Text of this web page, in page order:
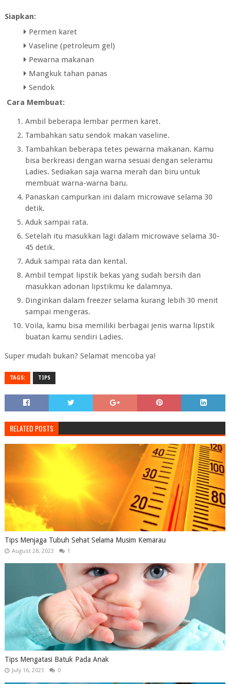
Siapkan:
Permen karet
Vaseline (petroleum gel)
Pewarna makanan
Mangkuk tahan panas
Sendok
Cara Membuat:
Ambil beberapa lembar permen karet.
Tambahkan satu sendok makan vaseline.
Tambahkan beberapa tetes pewarna makanan. Kamu
bisa berkreasi dengan warna sesuai dengan seleramu
Ladies. Sediakan saja warna merah dan biru untuk
membuat warna-warna baru.
Panaskan campurkan ini dalam microwave selama 30
detik.
Aduk sampai rata.
Setelah itu masukkan lagi dalam microwave selama 30-
45 detik.
Aduk sampai rata dan kental.
Ambil tempat lipstik bekas yang sudah bersih dan
masukkan adonan lipstikmu ke dalamnya.
Dinginkan dalam freezer selama kurang lebih 30 menit
sampai mengeras.
Voila, kamu bisa memiliki berbagai jenis warna lipstik
buatan kamu sendiri Ladies.
Super mudah bukan? Selamat mencoba ya!
TAGS: TIPS
RELATED POSTS
Tips Menjaga Tubuh Sehat Selama Musim Kemarau
August 28, 2023 1
Tips Mengatasi Batuk Pada Anak
July 16, 2023 0